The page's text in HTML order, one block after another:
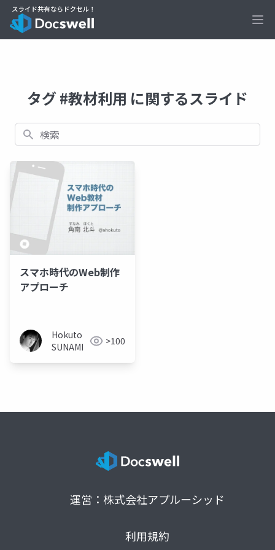
タグ #教材利用 に関するスライド
検索
スマホ時代のWeb制作
アプローチ
Hokuto
SUNAMI
>100
運営：株式会社アプルーシッド
利用規約